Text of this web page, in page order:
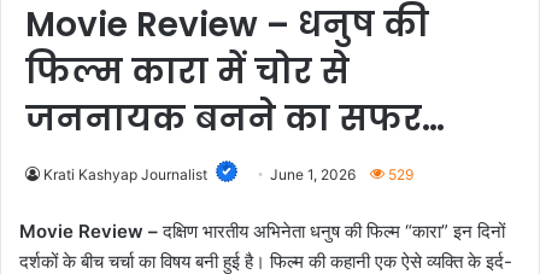
Movie Review – धनुष की
फिल्म कारा में चोर से
जननायक बनने का सफर…
Krati Kashyap Journalist June 1, 2026 529
Movie Review –दक्षिण भारतीय अभिनेता धनुष की फिल्म “कारा” इन दिनों
दर्शकों के बीच चर्चा का विषय बनी हुई है। फिल्म की कहानी एक ऐसे व्यक्ति के इर्द-